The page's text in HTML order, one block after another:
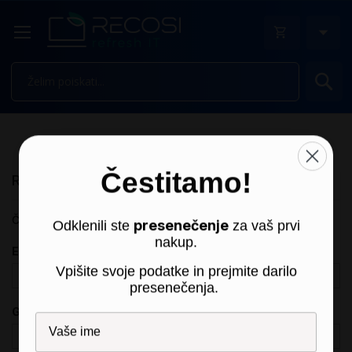
Registrirani uporabniki
Če imate račun, se prijavite z vašim e-poštnim naslovom.
Geslo
Čestitamo!
Odklenili ste presenečenjeza vaš prvi
nakup.
Vpišite svoje podatke in prejmite darilo
presenečenja.